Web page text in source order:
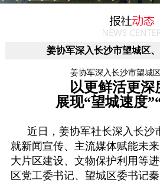
姜协军深入长沙市望城区
姜协军深入长沙市望城
以更鲜活更深
展现“望城速度
近日，姜协军社长深入长沙
就新闻宣传、主流媒体赋能未
大片区建设、文物保护利用等
区党工委书记、望城区委书记